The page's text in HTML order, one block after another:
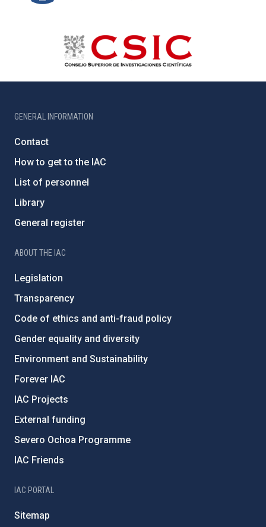
GENERAL INFORMATION
Contact
How to get to the IAC
List of personnel
Library
General register
ABOUT THE IAC
Legislation
Transparency
Code of ethics and anti-fraud policy
Gender equality and diversity
Environment and Sustainability
Forever IAC
IAC Projects
External funding
Severo Ochoa Programme
IAC Friends
IAC PORTAL
Sitemap